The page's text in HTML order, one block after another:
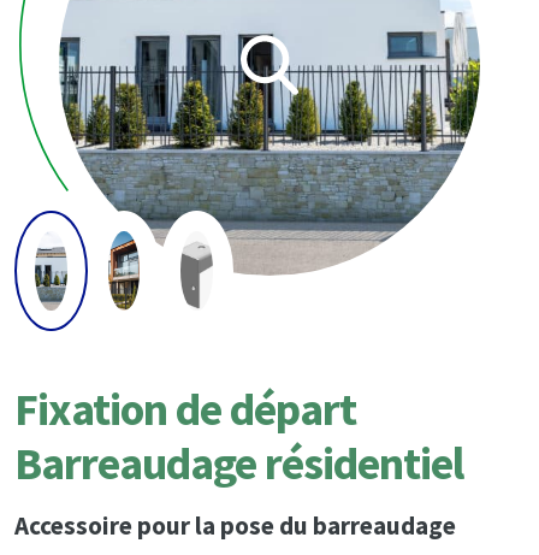
Fixation de départ
Barreaudage résidentiel
Accessoire pour la pose du barreaudage